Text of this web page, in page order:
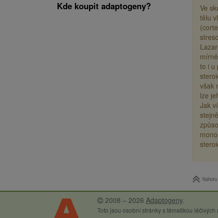
Kde koupit adaptogeny?
Ve
tělu
to i u
však
lze
Jak
Nahoru
2008 – 2026 Adaptogeny.
Toto jsou osobní stránky s tématikou